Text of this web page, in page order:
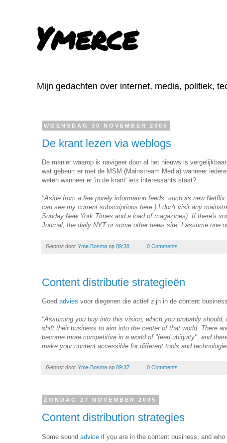
Ymerce
Mijn gedachten over internet, media, politiek,
WOENSDAG 30 NOVEMBER 2005
De krant lezen via weblogs
De manier waarop ik navigeer door al het nieuws is
wat gebeurt er met de MSM (Mainstream Media) wanneer
weten wanneer er 'in de krant' iets interessants staat?
"Aside from a few purely information feeds, such as new
can see my current subscriptions here.) I don't visit any
Sunday New York Times and a load of magazines). If there's
Journal, the daily NYT or some other news site, I assume one
Gepost door Yme Bosma op 09:38 0 Comments
Content distributie strategieën
Goed advies voor diegenen die actief zijn in de content
"Assuming you buy into this vision, which you probably
shift their business to aim into the center of that world. There
become more competitive in a world of "feed ubiquity", and
make your content accessible for different tools and
Gepost door Yme Bosma op 09:37 0 Comments
ZONDAG 27 NOVEMBER 2005
Content distribution strategies
Some sound advice if you are in the content business, and who